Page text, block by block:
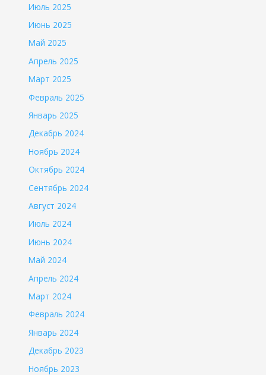
Июль 2025
Июнь 2025
Май 2025
Апрель 2025
Март 2025
Февраль 2025
Январь 2025
Декабрь 2024
Ноябрь 2024
Октябрь 2024
Сентябрь 2024
Август 2024
Июль 2024
Июнь 2024
Май 2024
Апрель 2024
Март 2024
Февраль 2024
Январь 2024
Декабрь 2023
Ноябрь 2023